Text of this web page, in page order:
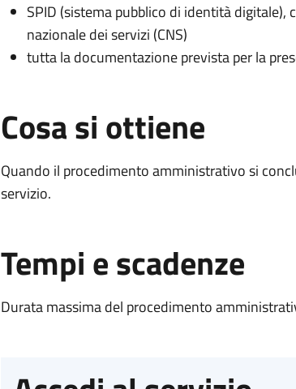
SPID (sistema pubblico di identità digitale),
nazionale dei servizi (CNS)
tutta la documentazione prevista per la
Cosa si ottiene
Quando il procedimento amministrativo si
servizio.
Tempi e scadenze
Durata massima del procedimento